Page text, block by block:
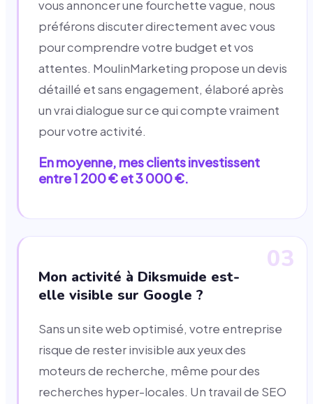
vous annoncer une fourchette vague, nous
préférons discuter directement avec vous
pour comprendre votre budget et vos
attentes. MoulinMarketing propose un devis
détaillé et sans engagement, élaboré après
un vrai dialogue sur ce qui compte vraiment
pour votre activité.
En moyenne, mes clients investissent
entre 1 200 € et 3 000 €.
03
Mon activité à Diksmuide est-
elle visible sur Google ?
Sans un site web optimisé, votre entreprise
risque de rester invisible aux yeux des
moteurs de recherche, même pour des
recherches hyper-locales. Un travail de SEO